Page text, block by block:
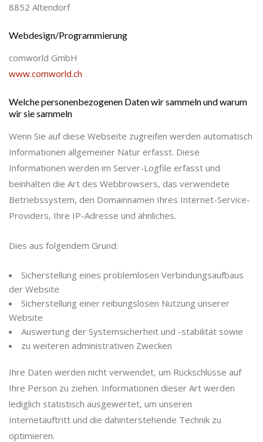
8852 Altendorf
Webdesign/Programmierung
comworld GmbH
www.comworld.ch
Welche personenbezogenen Daten wir sammeln und warum
wir sie sammeln
Wenn Sie auf diese Webseite zugreifen werden automatisch
Informationen allgemeiner Natur erfasst. Diese
Informationen werden im Server-Logfile erfasst und
beinhalten die Art des Webbrowsers, das verwendete
Betriebssystem, den Domainnamen Ihres Internet-Service-
Providers, Ihre IP-Adresse und ähnliches.
Dies aus folgendem Grund:
Sicherstellung eines problemlosen Verbindungsaufbaus
der Website
Sicherstellung einer reibungslosen Nutzung unserer
Website
Auswertung der Systemsicherheit und -stabilität sowie
zu weiteren administrativen Zwecken
Ihre Daten werden nicht verwendet, um Rückschlüsse auf
Ihre Person zu ziehen. Informationen dieser Art werden
lediglich statistisch ausgewertet, um unseren
Internetauftritt und die dahinterstehende Technik zu
optimieren.